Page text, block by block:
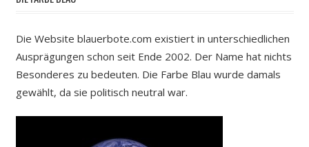
Die Website blauerbote.com existiert in unterschiedlichen
Ausprägungen schon seit Ende 2002. Der Name hat nichts
Besonderes zu bedeuten. Die Farbe Blau wurde damals
gewählt, da sie politisch neutral war.